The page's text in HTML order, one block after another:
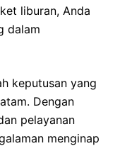
liburan, Anda
dalam
keputusan yang
Dengan
pelayanan
menginap